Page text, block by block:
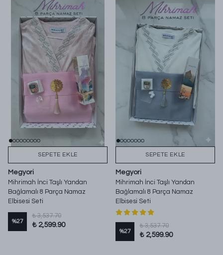
SEPETE EKLE
Megyori
Mihrimah İnci Taşlı Yandan
Bağlamalı 8 Parça Namaz
Elbisesi Seti
%27
₺ 3,537.70
₺ 2,599.90
SEPETE EKLE
Megyori
Mihrimah İnci Taşlı Yandan
Bağlamalı 8 Parça Namaz
Elbisesi Seti
%27
₺ 3,537.70
₺ 2,599.90